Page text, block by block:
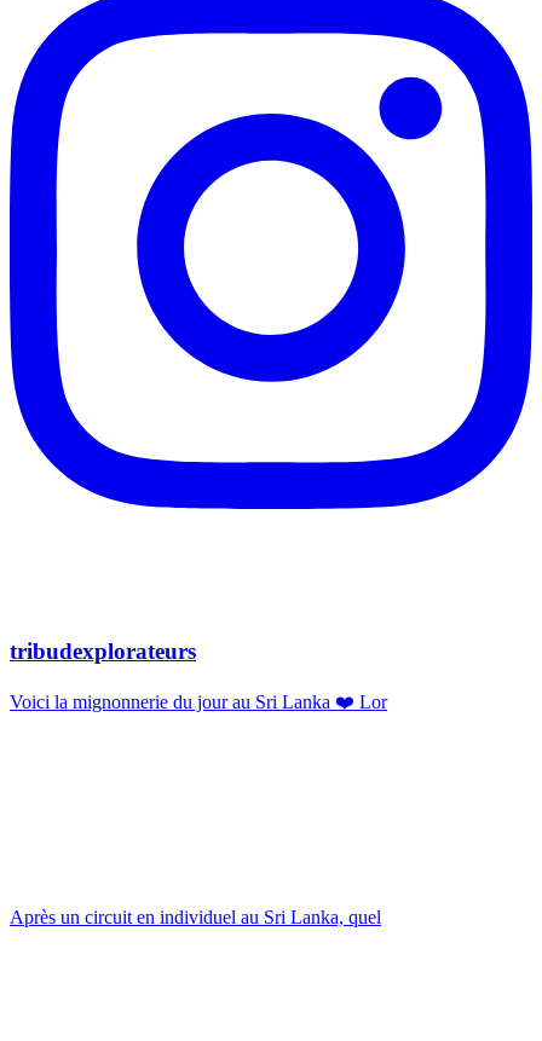
tribudexplorateurs
Voici la mignonnerie du jour au Sri Lanka ❤️ Lor
Après un circuit en individuel au Sri Lanka, quel